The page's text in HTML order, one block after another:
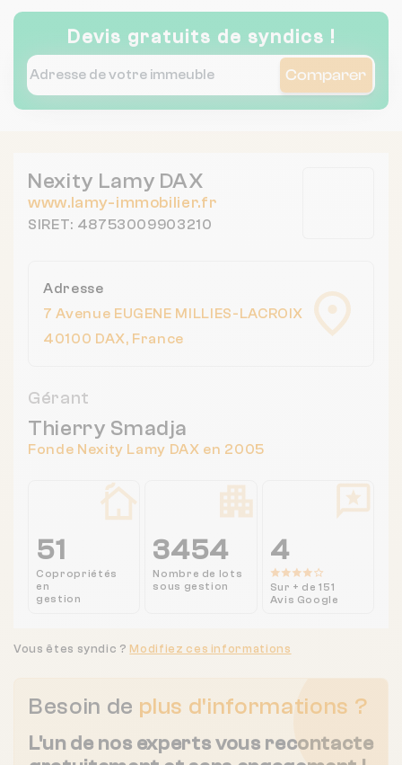
Devis gratuits de syndics !
Comparer
Nexity Lamy DAX
www.lamy-immobilier.fr
SIRET: 48753009903210
Adresse
7 Avenue EUGENE MILLIES-LACROIX
40100 DAX, France
Gérant
Thierry Smadja
Fonde Nexity Lamy DAX en 2005
51
Copropriétés
en
gestion
3454
Nombre de lots
sous gestion
4
Sur + de 151
Avis Google
Besoin de plus d'informations ?
L'un de nos experts vous recontacte
Vous êtes syndic ? Modifiez ces informations